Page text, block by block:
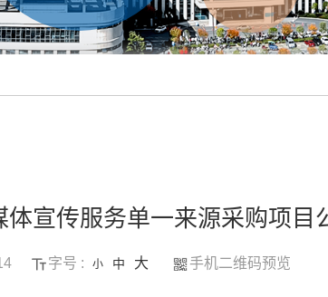
宣传服务单一来源采购项目
字号 : 小 中 大 手机二维码预览